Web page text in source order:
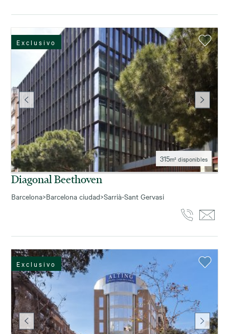
315m² disponibles
Exclusivo
Diagonal Beethoven
Barcelona>Barcelona ciudad>Sarrià-Sant Gervasi
Exclusivo